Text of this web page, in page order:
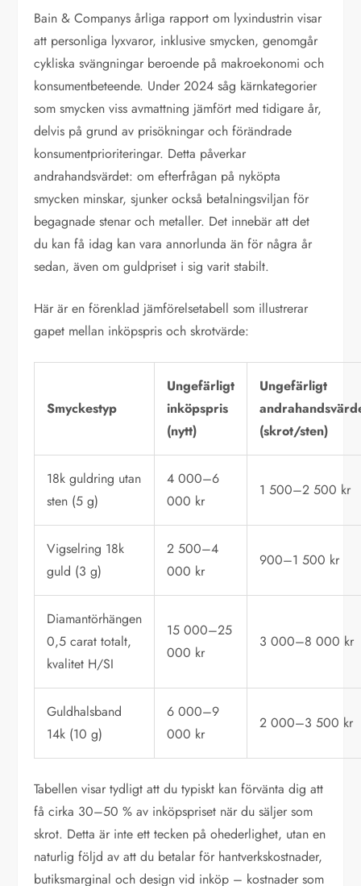
Bain & Companys årliga rapport om lyxindustrin visar
att personliga lyxvaror, inklusive smycken, genomgår
cykliska svängningar beroende på makroekonomi och
konsumentbeteende. Under 2024 såg kärnkategorier
som smycken viss avmattning jämfört med tidigare år,
delvis på grund av prisökningar och förändrade
konsumentprioriteringar. Detta påverkar
andrahandsvärdet: om efterfrågan på nyköpta
smycken minskar, sjunker också betalningsviljan för
begagnade stenar och metaller. Det innebär att det
du kan få idag kan vara annorlunda än för några år
sedan, även om guldpriset i sig varit stabilt.
Här är en förenklad jämförelsetabell som illustrerar
gapet mellan inköpspris och skrotvärde:
Smyckestyp
Ungefärligt
inköpspris
(nytt)
Ungefärligt
(skrot/sten)
18k guldring utan
sten (5 g)
4 000–6
000 kr
1 500–2 500 kr
Vigselring 18k
guld (3 g)
2 500–4
000 kr
900–1 500 kr
Diamantörhängen
0,5 carat totalt,
kvalitet H/SI
15 000–25
000 kr
3 000–8 000 kr
Guldhalsband
14k (10 g)
6 000–9
000 kr
2 000–3 500 kr
Tabellen visar tydligt att du typiskt kan förvänta dig att
få cirka 30–50 % av inköpspriset när du säljer som
skrot. Detta är inte ett tecken på ohederlighet, utan en
naturlig följd av att du betalar för hantverkskostnader,
butiksmarginal och design vid inköp – kostnader som